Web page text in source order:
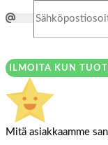
ILMOITA KUN
Mitä asiakkaamme